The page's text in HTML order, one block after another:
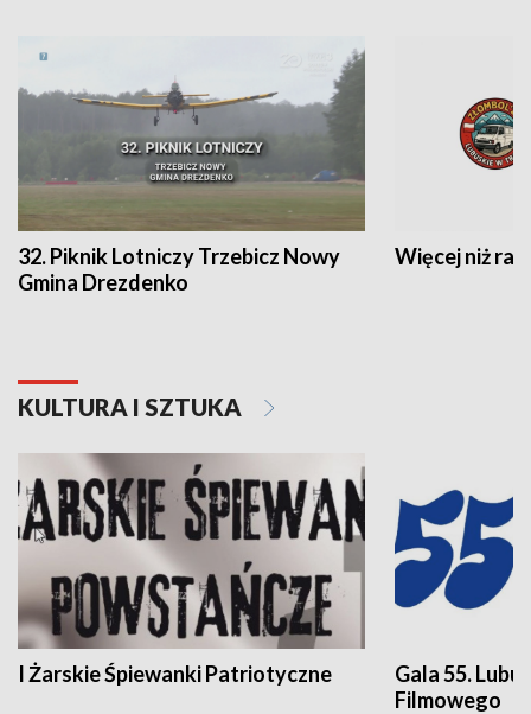
32. Piknik Lotniczy Trzebicz Nowy
Gmina Drezdenko
Więcej niż rajd
KULTURA I SZTUKA
I Żarskie Śpiewanki Patriotyczne
Gala 55.
Filmowego